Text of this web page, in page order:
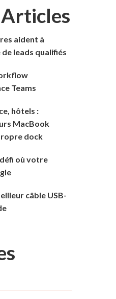
aident à
leads qualifiés
Teams
hôtels :
MacBook
dock
où votre
câble USB-